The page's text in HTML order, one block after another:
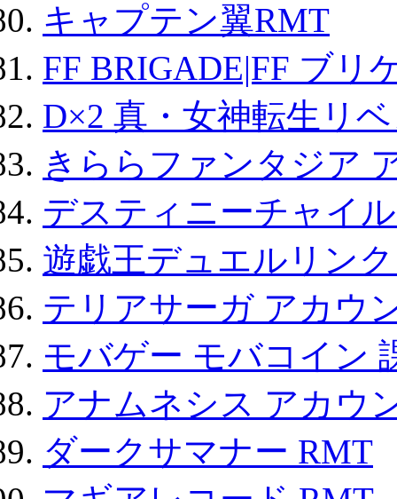
キャプテン翼RMT
FF BRIGADE|FF ブリ
D×2 真・女神転生リ
きららファンタジア
デスティニーチャイ
遊戯王デュエルリン
テリアサーガ アカウ
モバゲー モバコイン
アナムネシス アカウ
ダークサマナー RMT